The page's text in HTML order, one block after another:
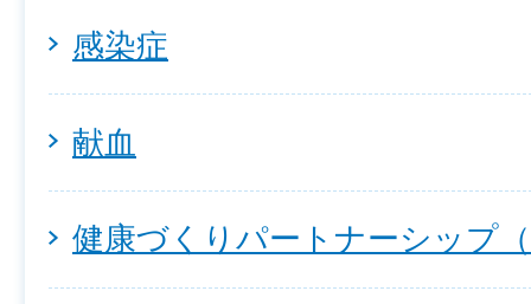
感染症
献血
健康づくりパートナーシップ